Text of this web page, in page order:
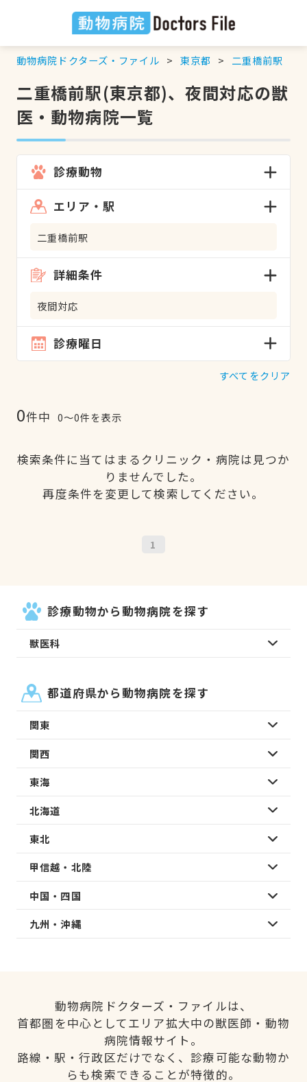
動物病院ドクターズ・ファイル 東京都 二重橋前駅
二重橋前駅(東京都)、夜間対応の獣
医・動物病院一覧
診療動物
エリア・駅
二重橋前駅
詳細条件
夜間対応
診療曜日
すべてをクリア
0件中 0〜0件を表示
検索条件に当てはまるクリニック・病院は見つか
りませんでした。
再度条件を変更して検索してください。
1
診療動物から動物病院を探す
獣医科
都道府県から動物病院を探す
関東
関西
東海
北海道
東北
甲信越・北陸
中国・四国
九州・沖縄
動物病院ドクターズ・ファイルは、
首都圏を中心としてエリア拡大中の獣医師・動物
病院情報サイト。
路線・駅・行政区だけでなく、診療可能な動物か
らも検索できることが特徴的。